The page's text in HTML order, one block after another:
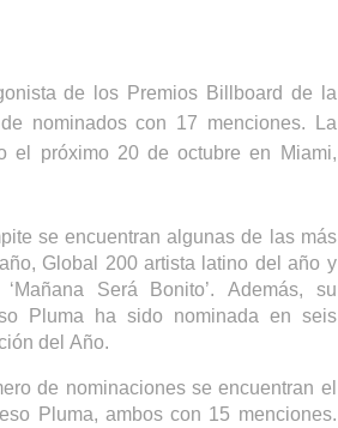
de los Premios Billboard de la
nominados con 17 menciones.
La
el próximo 20 de octubre en Miami,
se encuentran algunas de las más
Global 200 artista latino del año y
‘Mañana Será Bonito’. Además, su
Pluma ha sido nominada en seis
del Año.
de nominaciones se encuentran el
Pluma, ambos con 15 menciones.